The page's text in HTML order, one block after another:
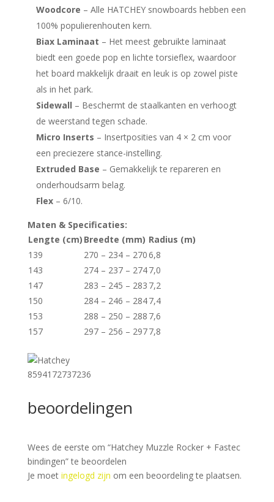
Woodcore – Alle HATCHEY snowboards hebben een
100% populierenhouten kern.
Biax Laminaat – Het meest gebruikte laminaat
biedt een goede pop en lichte torsieflex, waardoor
het board makkelijk draait en leuk is op zowel piste
als in het park.
Sidewall – Beschermt de staalkanten en verhoogt
de weerstand tegen schade.
Micro Inserts – Insertposities van 4 × 2 cm voor
een preciezere stance-instelling.
Extruded Base – Gemakkelijk te repareren en
onderhoudsarm belag.
Flex– 6/10.
Maten & Specificaties:
Lengte (cm) Breedte (mm) Radius (m)
139
270 – 234 – 2706,8
143
274 – 237 – 2747,0
147
283 – 245 – 283 7,2
150
284 – 246 – 2847,4
153
288 – 250 – 288 7,6
157
297 – 256 – 2977,8
8594172737236
beoordelingen
Wees de eerste om “Hatchey Muzzle Rocker + Fastec
bindingen” te beoordelen
Je moet ingelogd zijn om een beoordeling te plaatsen.